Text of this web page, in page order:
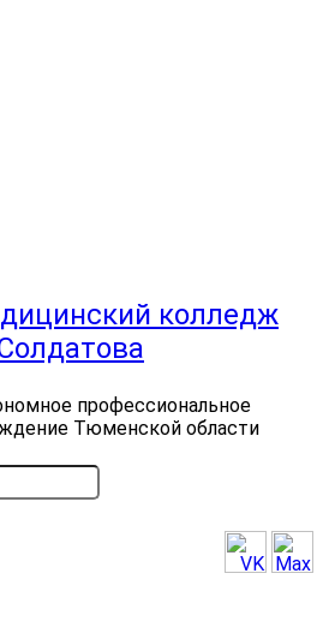
колледж
профессиональное
Тюменской области